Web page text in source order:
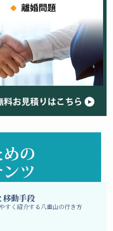
移動手段
すく紹介する八重山の行き方